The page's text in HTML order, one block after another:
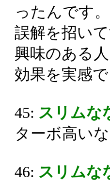
ったんです。
誤解を招い
興味のある
効果を実感
45: スリムな
ターボ高いな
46: スリムな